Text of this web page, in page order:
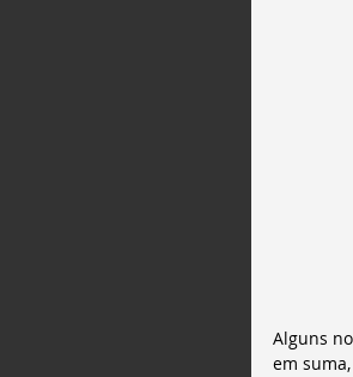
Alguns
em